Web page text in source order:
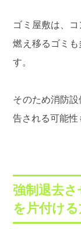
ゴミ屋敷は、
燃え移るゴミも
す。
そのため消防
告される可能性
強制退去
を片付け